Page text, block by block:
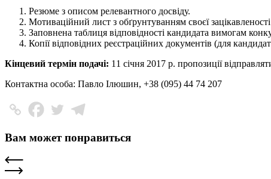
Резюме з описом релевантного досвіду.
Мотиваційний лист з обґрунтуванням своєї
Заповнена таблиця відповідності кандидата вимогам
Копії відповідних реєстраційних документів (для
Кінцевий термін подачі: 11 січня 2017 р. пропозиції
Контактна особа: Павло Ілюшин, +38 (095) 44 74 207
Вам может понравиться